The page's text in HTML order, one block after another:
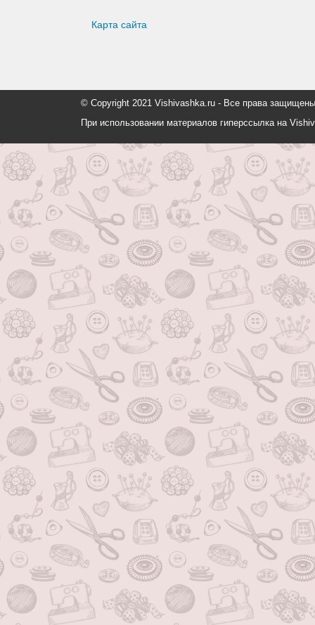
Карта сайта
© Copyright 2021 Vishivashka.ru - Все права
При использовании материалов гиперссылка на